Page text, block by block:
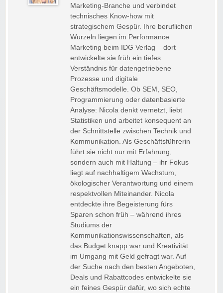
Marketing-Branche und verbindet
technisches Know-how mit
strategischem Gespür. Ihre beruflichen
Wurzeln liegen im Performance
Marketing beim IDG Verlag – dort
entwickelte sie früh ein tiefes
Verständnis für datengetriebene
Prozesse und digitale
Geschäftsmodelle. Ob SEM, SEO,
Programmierung oder datenbasierte
Analyse: Nicola denkt vernetzt, liebt
Statistiken und arbeitet konsequent an
der Schnittstelle zwischen Technik und
Kommunikation. Als Geschäftsführerin
führt sie nicht nur mit Erfahrung,
sondern auch mit Haltung – ihr Fokus
liegt auf nachhaltigem Wachstum,
ökologischer Verantwortung und einem
respektvollen Miteinander. Nicola
entdeckte ihre Begeisterung fürs
Sparen schon früh – während ihres
Studiums der
Kommunikationswissenschaften, als
das Budget knapp war und Kreativität
im Umgang mit Geld gefragt war. Auf
der Suche nach den besten Angeboten,
Deals und Rabattcodes entwickelte sie
ein feines Gespür dafür, wo sich echte